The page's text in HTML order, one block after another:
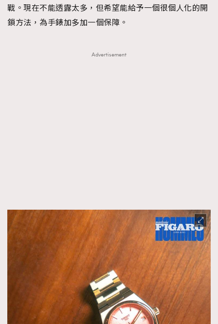
戰。現在不能透露太多，但希望能給予一個很個人化的開
鎖方法，為手錶加多加一個保障。
Advertisement